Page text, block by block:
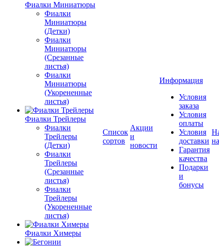
Фиалки Миниатюры
Фиалки
Миниатюры
(Детки)
Фиалки
Миниатюры
(Срезанные
листья)
Фиалки
Миниатюры
(Укорененные
листья)
Фиалки Трейлеры
Фиалки
Трейлеры
(Детки)
Фиалки
Трейлеры
(Срезанные
листья)
Фиалки
Трейлеры
(Укорененные
листья)
Фиалки Химеры
Список
сортов
Акции
и
новости
Информация
Условия
заказа
Условия
оплаты
Условия
доставки
Гарантия
качества
Подарки
и
бонусы